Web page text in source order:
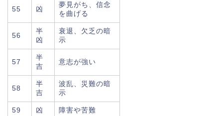
55 凶
夢見がち、信念
を曲げる
56
半
凶
衰退、欠乏の暗
示
57
半
吉
意志が強い
58
半
吉
波乱、災難の暗
示
59 凶 障害や苦難